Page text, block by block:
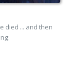
died ... and then